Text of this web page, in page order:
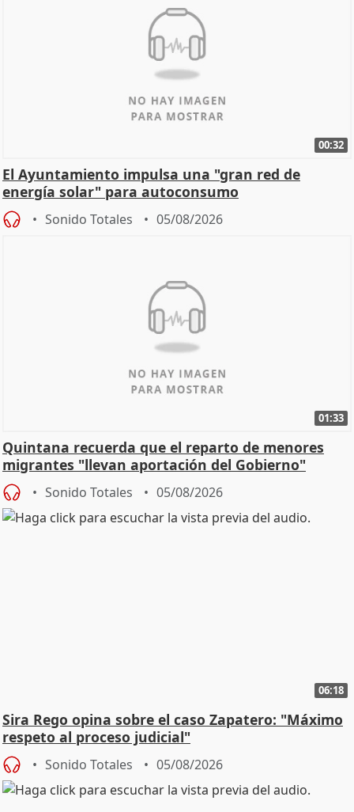
00:32
El Ayuntamiento impulsa una "gran red de
energía solar" para autoconsumo
Sonido Totales 05/08/2026
01:33
Quintana recuerda que el reparto de menores
migrantes "llevan aportación del Gobierno"
central
Sonido Totales 05/08/2026
06:18
Sira Rego opina sobre el caso Zapatero: "Máximo
respeto al proceso judicial"
Sonido Totales 05/08/2026